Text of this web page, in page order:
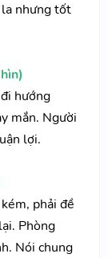
nhưng tốt
hướng
mắn. Người
lợi.
phải đề
Phòng
Nói chung